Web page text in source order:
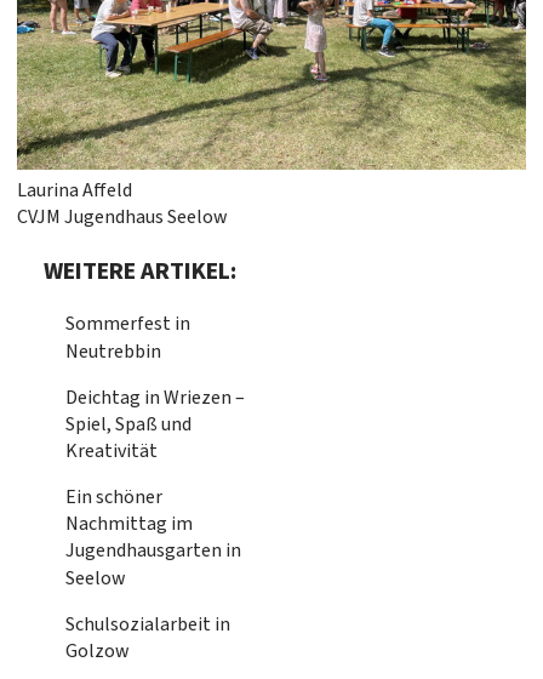
Laurina Affeld
CVJM Jugendhaus Seelow
WEITERE ARTIKEL:
Sommerfest in
Neutrebbin
Deichtag in Wriezen –
Spiel, Spaß und
Kreativität
Ein schöner
Nachmittag im
Jugendhausgarten in
Seelow
Schulsozialarbeit in
Golzow